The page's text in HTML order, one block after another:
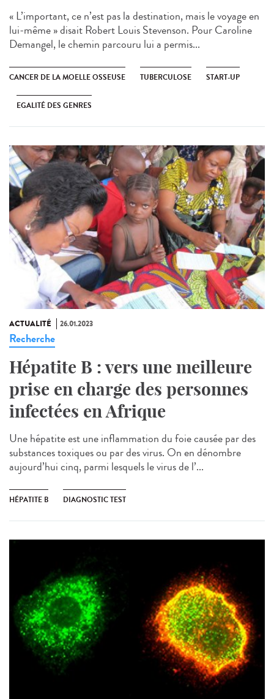
« L’important, ce n’est pas la destination, mais le voyage en
lui-même » disait Robert Louis Stevenson. Pour Caroline
Demangel, le chemin parcouru lui a permis...
CANCER DE LA MOELLE OSSEUSE TUBERCULOSE START-UP
EGALITÉ DES GENRES
ACTUALITÉ 26.01.2023
Recherche
Hépatite B : vers une meilleure
prise en charge des personnes
infectées en Afrique
Une hépatite est une inflammation du foie causée par des
substances toxiques ou par des virus. On en dénombre
aujourd’hui cinq, parmi lesquels le virus de l’...
HÉPATITE B DIAGNOSTIC TEST